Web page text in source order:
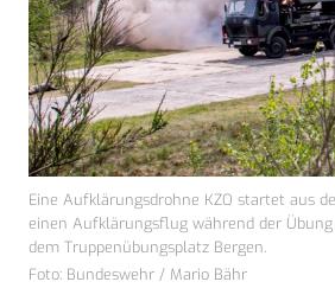
Eine Aufklärungsdrohne KZO startet aus
einen Aufklärungsflug während der
dem Truppenübungsplatz Bergen.
Foto: Bundeswehr / Mario Bähr